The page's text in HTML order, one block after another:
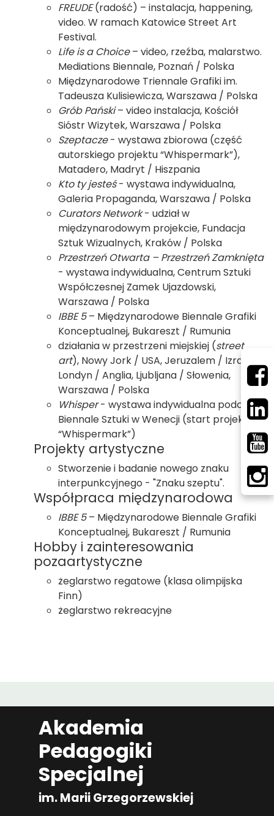
FREUDE(radość) – instalacja, happening,
video. W ramach Katowice Street Art
Festival.
Life is a Choice– video, rzeźba, malarstwo.
Mediations Biennale, Poznań / Polska
Międzynarodowe Triennale Grafiki im.
Tadeusza Kulisiewicza, Warszawa / Polska
Grób Pański– video instalacja, Kościół
Sióstr Wizytek, Warszawa / Polska
Szeptacze- wystawa zbiorowa (część
autorskiego projektu “Whispermark”),
Matadero, Madryt / Hiszpania
Kto ty jesteś- wystawa indywidualna,
Galeria Propaganda, Warszawa / Polska
Curators Network- udział w
międzynarodowym projekcie, Fundacja
Sztuk Wizualnych, Kraków / Polska
Przestrzeń Otwarta – Przestrzeń Zamknięta
- wystawa indywidualna, Centrum Sztuki
Współczesnej Zamek Ujazdowski,
Warszawa / Polska
IBBE 5– Międzynarodowe Biennale Grafiki
Konceptualnej, Bukareszt / Rumunia
działania w przestrzeni miejskiej (street
art), Nowy Jork / USA, Jeruzalem / Izrael,
Londyn / Anglia, Ljubljana / Słowenia,
Warszawa / Polska
Whisper- wystawa indywidualna podczas
Biennale Sztuki w Wenecji (start projektu
“Whispermark”)
Projekty artystyczne
Stworzenie i badanie nowego znaku
interpunkcyjnego - "Znaku szeptu".
Współpraca międzynarodowa
IBBE 5– Międzynarodowe Biennale Grafiki
Konceptualnej, Bukareszt / Rumunia
Hobby i zainteresowania
pozaartystyczne
żeglarstwo regatowe (klasa olimpijska
Finn)
żeglarstwo rekreacyjne
Akademia
Pedagogiki
Specjalnej
im. Marii Grzegorzewskiej